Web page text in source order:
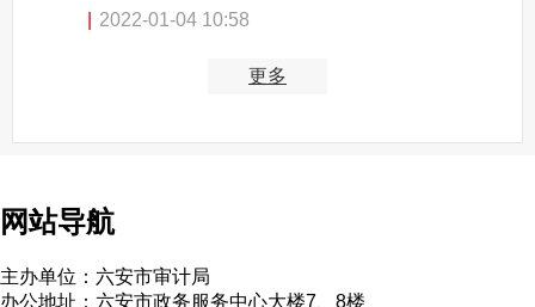
2022-01-04 10:58
更多
网站导航
主办单位：六安市审计局
办公地址：六安市政务服务中心大楼7、8楼